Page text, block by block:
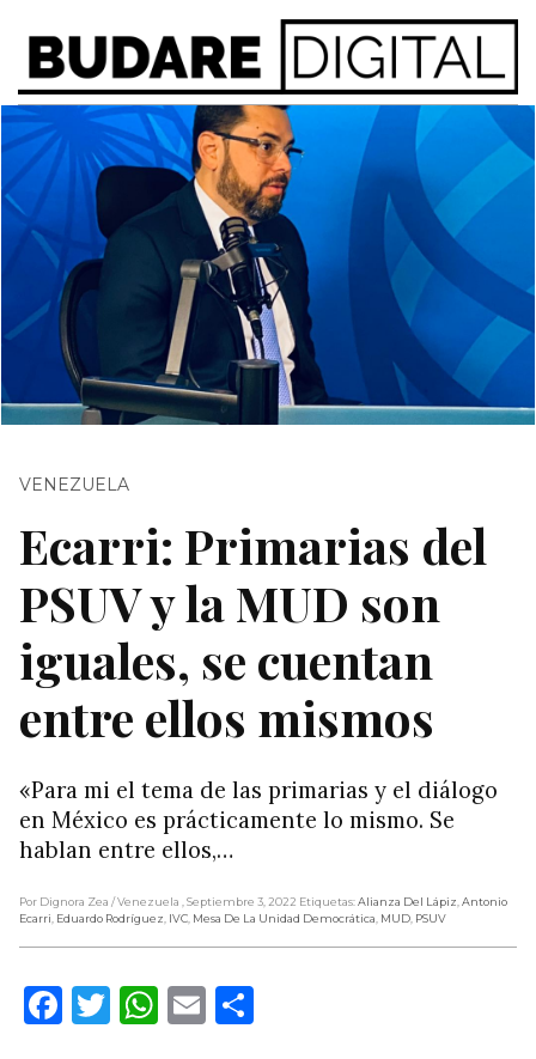
VENEZUELA
Ecarri: Primarias del
PSUV y la MUD son
iguales, se cuentan
entre ellos mismos
«Para mi el tema de las primarias y el diálogo
en México es prácticamente lo mismo. Se
hablan entre ellos,…
Por Dignora Zea / Venezuela , Septiembre 3, 2022 Etiquetas:Alianza Del Lápiz,Antonio
Ecarri, Eduardo Rodríguez, IVC, Mesa De La Unidad Democrática, MUD, PSUV
Facebook
Twitter
WhatsApp
Email